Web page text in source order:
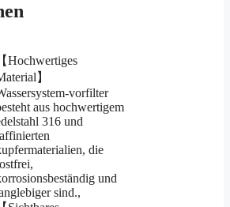
【Hochwertiges
】
vorfilter
aus hochwertigem
316 und
die
und
sind.,